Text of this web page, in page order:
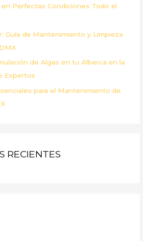
Perfectas Condiciones Todo el
Guía de Mantenimiento y Limpieza
de Algas en tu Alberca en la
Expertos
para el Mantenimiento de
RECIENTES